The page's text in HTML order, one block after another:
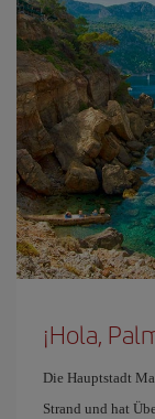
¡Hola,
Die Hauptstadt
Strand und hat